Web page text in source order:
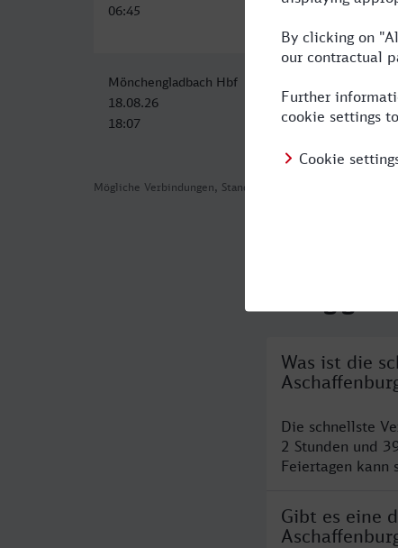
Mögliche Verbindungen, Stand: 2026-08-04 11:02
06:45
09:24
Mönchengladbach Hbf
18.08.26
18:07
18.08.26
21:15
Was ist die
Die schnellste
2 Stunden und
Feiertagen kann
Gibt es eine